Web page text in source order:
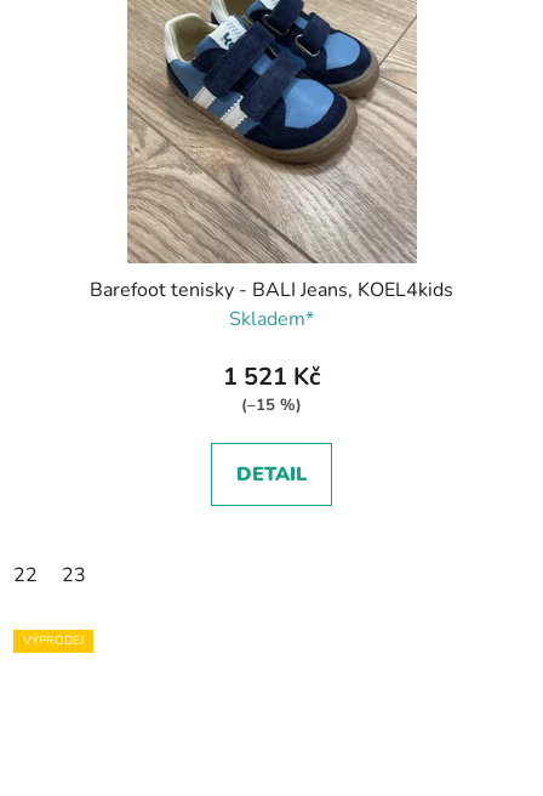
Barefoot tenisky - BALI Jeans, KOEL4kids
Skladem*
1 521 Kč
(–15 %)
DETAIL
22 23
VÝPRODEJ